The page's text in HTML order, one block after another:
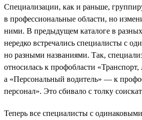
Специализации, как и раньше,
в профессиональные области, но
ними. В предыдущем каталоге в
нередко встречались специалисты с
но разными названиями. Так,
относилась к профобласти «Транспорт,
а «Персональный водитель» — к
персонал». Это сбивало с толку
Теперь все специалисты с